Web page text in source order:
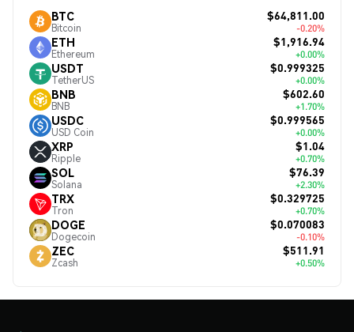
BTC
Bitcoin
$64,811.00
-0.20%
ETH
Ethereum
$1,916.94
+0.00%
USDT
TetherUS
$0.999325
+0.00%
BNB
BNB
$602.60
+1.70%
USDC
USD Coin
$0.999565
+0.00%
XRP
Ripple
$1.04
+0.70%
SOL
Solana
$76.39
+2.30%
TRX
Tron
$0.329725
+0.70%
DOGE
Dogecoin
$0.070083
-0.10%
ZEC
Zcash
$511.91
+0.50%